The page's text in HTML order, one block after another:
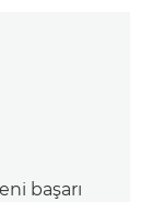
başarı